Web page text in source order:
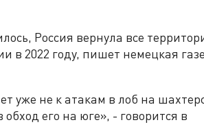
Россия вернула все
в 2022 году, пишет немецкая
уже не к атакам в лоб на
его на юге», - говорится в